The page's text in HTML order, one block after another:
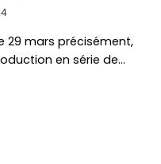
29 mars précisément,
en série de…